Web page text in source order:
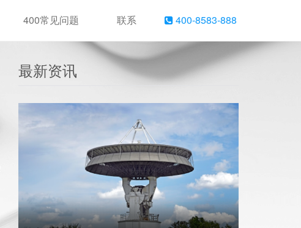
400常见问题 联系 400-8583-888
最新资讯